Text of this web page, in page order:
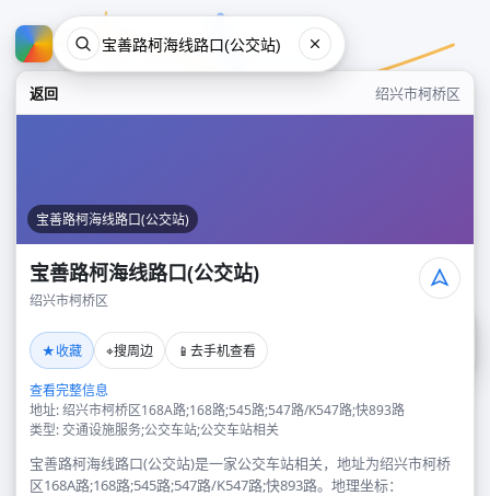
返回 绍兴市柯桥区
宝善路柯海线路口(公交站)
宝善路柯海线路口(公交站)
绍兴市柯桥区
★收藏 ⌖搜周边 📱 去手机查看
查看完整信息
地址: 绍兴市柯桥区168A路;168路;545路;547路/K547路;快893路
类型: 交通设施服务;公交车站;公交车站相关
宝善路柯海线路口(公交站)是一家公交车站相关，地址为绍兴市柯桥
区168A路;168路;545路;547路/K547路;快893路。地理坐标：